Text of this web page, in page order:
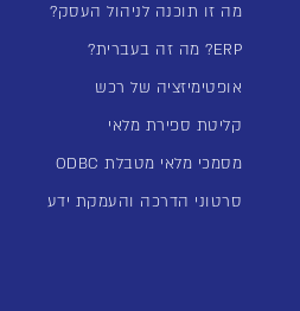
מה זו תוכנה לניהול העסק?
ERP? מה זה בעברית?
אופטימיזציה של רכש
קליטת ספירת מלאי
מסמכי מלאי מטבלת ODBC
סרטוני הדרכה והעמקת ידע